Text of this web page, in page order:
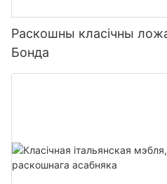
Раскошны класічны
Бонда